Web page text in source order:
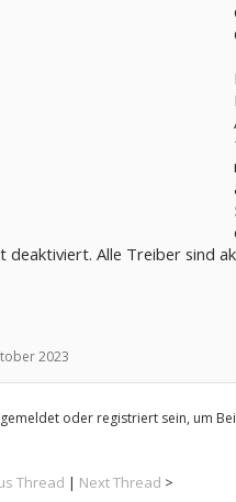
deaktiviert. Alle Treiber sind
2023
oder registriert sein, um
Thread | Next Thread >